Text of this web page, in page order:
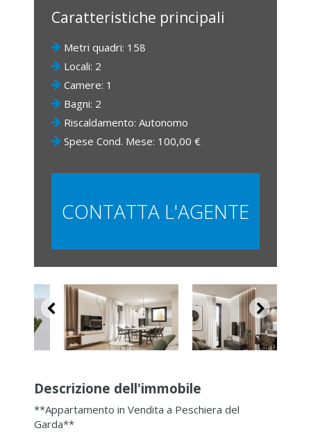
Caratteristiche principali
Metri quadri: 158
Locali: 2
Camere: 1
Bagni: 2
Riscaldamento: Autonomo
Spese Cond. Mese: 100,00 €
CONTATTA L'AGENTE
Descrizione dell'immobile
**Appartamento in Vendita a Peschiera del
Garda**